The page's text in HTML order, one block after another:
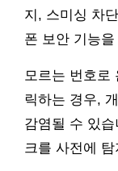
지, 스미싱 차
폰 보안 기능
모르는 번호로
릭하는 경우,
감염될 수 있
크를 사전에